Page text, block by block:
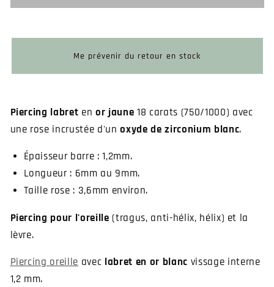
jaune
jaune
fleur
Me prévenir du retour en stock
Piercing labret enor jaune 18 carats (750/1000) avec
une rose incrustée d'unoxyde de zirconium blanc.
Épaisseur barre : 1,2mm.
Longueur : 6mm au 9mm.
Taille rose : 3,6mm environ.
Piercing pour l'oreille (tragus, anti-hélix, hélix) et la
lèvre.
Piercing oreille avec labret en or blanc vissage interne
1,2 mm.